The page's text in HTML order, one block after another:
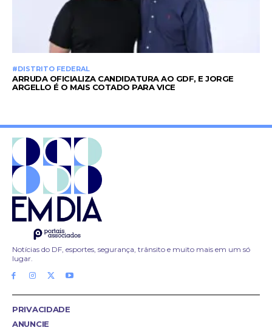
#DISTRITO FEDERAL
ARRUDA OFICIALIZA CANDIDATURA AO GDF, E JORGE
ARGELLO É O MAIS COTADO PARA VICE
Notícias do DF, esportes, segurança, trânsito e muito mais em um só
lugar.
PRIVACIDADE
ANUNCIE